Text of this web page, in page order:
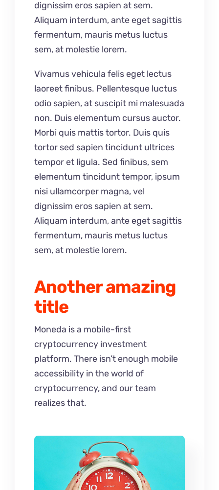
dignissim eros sapien at sem.
Aliquam interdum, ante eget sagittis
fermentum, mauris metus luctus
sem, at molestie lorem.
Vivamus vehicula felis eget lectus
laoreet finibus. Pellentesque luctus
odio sapien, at suscipit mi malesuada
non. Duis elementum cursus auctor.
Morbi quis mattis tortor. Duis quis
tortor sed sapien tincidunt ultrices
tempor et ligula. Sed finibus, sem
elementum tincidunt tempor, ipsum
nisi ullamcorper magna, vel
dignissim eros sapien at sem.
Aliquam interdum, ante eget sagittis
fermentum, mauris metus luctus
sem, at molestie lorem.
Another amazing
title
Moneda is a mobile-first
cryptocurrency investment
platform. There isn’t enough mobile
accessibility in the world of
cryptocurrency, and our team
realizes that.